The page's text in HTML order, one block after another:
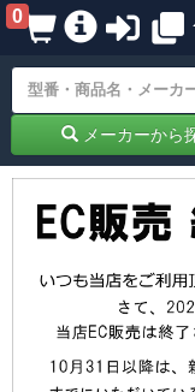
0
メーカーから